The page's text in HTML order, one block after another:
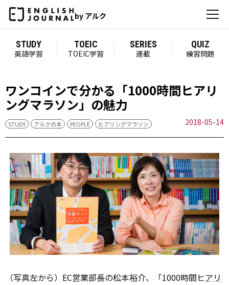
by アルク
STUDY
英語学習
TOEIC
TOEIC学習
SERIES
連載
QUIZ
練習問題
ワンコインで分かる「1000時間ヒアリ
ングマラソン」の魅力
STUDY アルクの本 PEOPLE ヒアリングマラソン 2018-05-14
（写真左から）EC営業部長の松本裕介、「1000時間ヒアリ